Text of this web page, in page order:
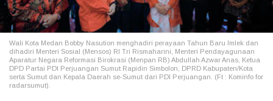
Wali Kota Medan Bobby Nasution menghadiri perayaan Tahun Baru Imlek dan
dihadiri Menteri Sosial (Mensos) RI Tri Rismaharini, Menteri Pendayagunaan
Aparatur Negara Reformasi Birokrasi (Menpan RB) Abdullah Azwar Anas, Ketua
DPD Partai PDI Perjuangan Sumut Rapidin Simbolon, DPRD Kabupaten/Kota
serta Sumut dan Kepala Daerah se-Sumut dari PDI Perjuangan. (Ft : Kominfo for
radarsumut).